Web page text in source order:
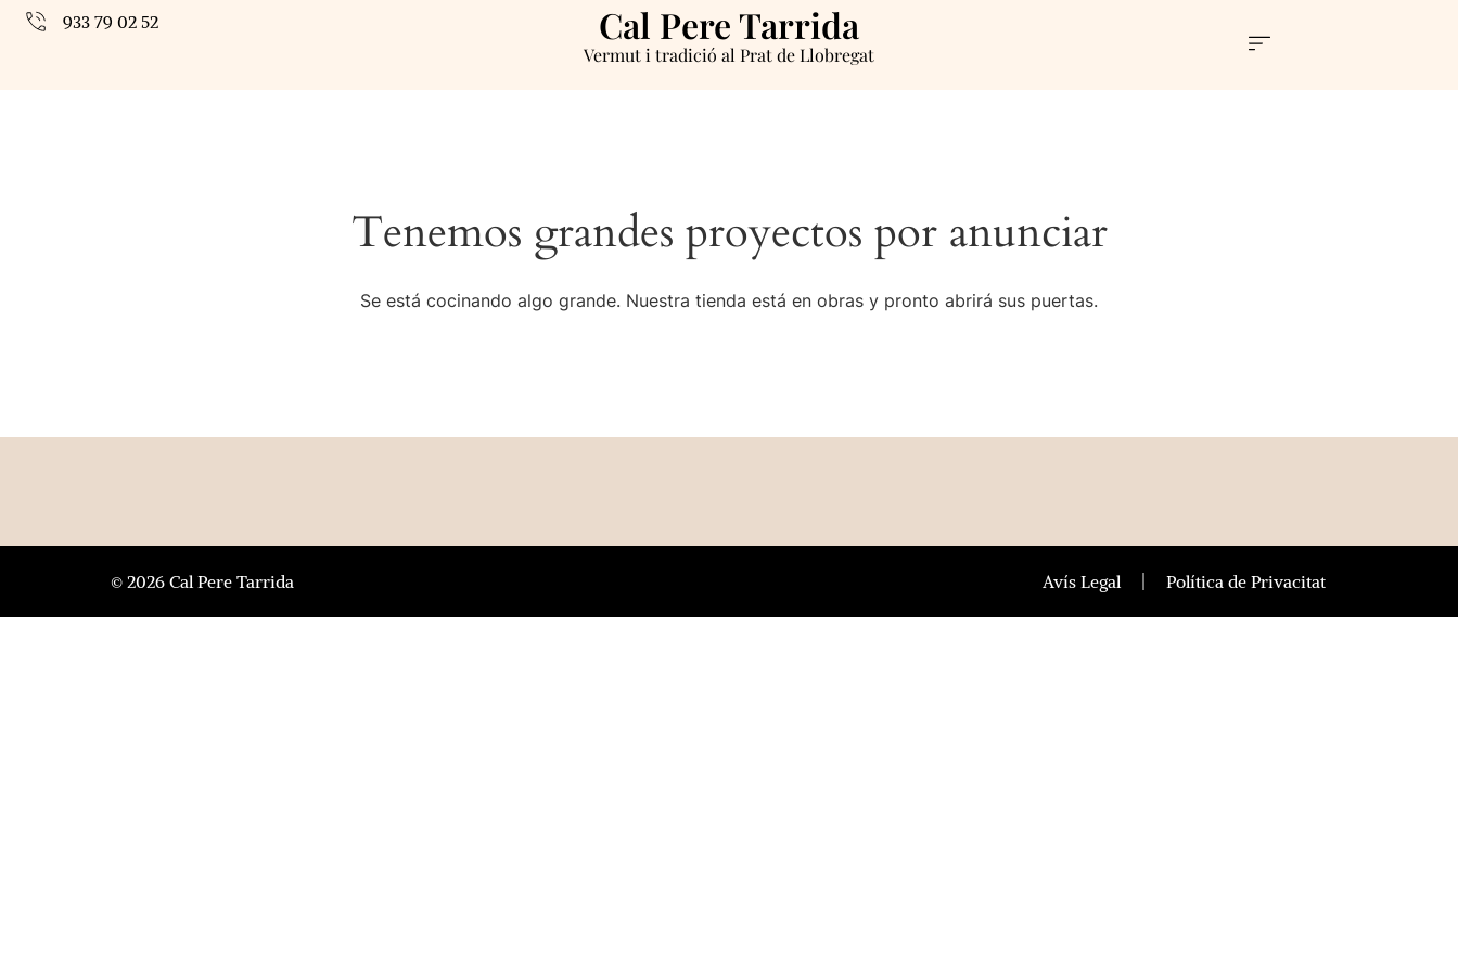
933 79 02 52 Cal Pere Tarrida
Vermut i tradició al Prat de Llobregat
Tenemos grandes proyectos por anunciar
Se está cocinando algo grande. Nuestra tienda está en obras y pronto abrirá sus puertas.
© 2026 Cal Pere Tarrida Avís Legal Política de Privacitat